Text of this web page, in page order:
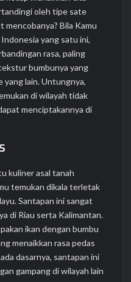
oleh tipe sate
mencobanya? Bila Kamu
yang satu ini,
rasa, paling
bumbunya yang
yang lain. Untungnya,
di wilayah tidak
menciptakannya di
kuliner asal tanah
temukan dikala terletak
Santapan ini sangat
di Riau serta Kalimantan.
ikan dengan bumbu
menaikkan rasa pedas
dasarnya, santapan ini
gampang di wilayah lain